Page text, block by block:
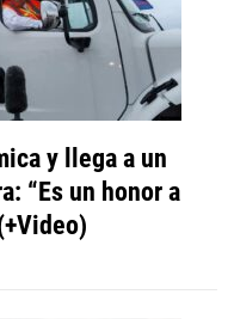
y llega a un
“Es un honor a